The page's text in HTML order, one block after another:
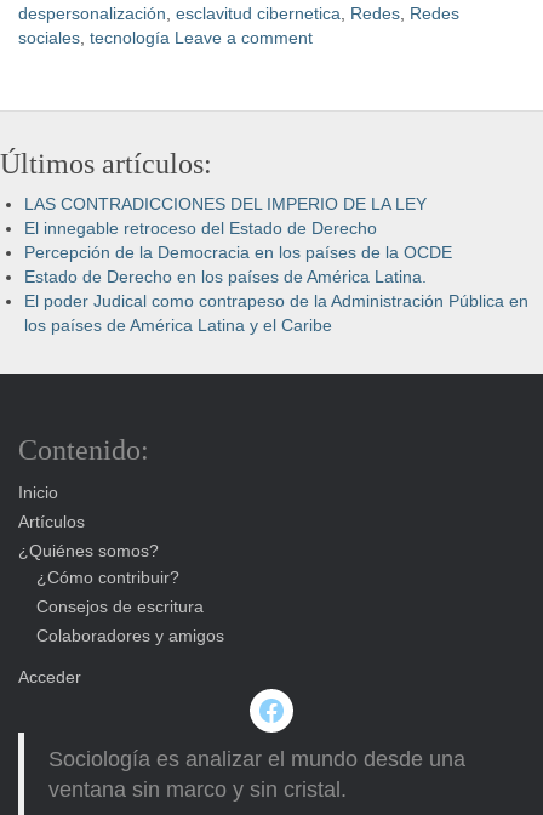
despersonalización esclavitud cibernetica Redes Redes
sociales tecnología Leave a comment
Últimos artículos:
LAS CONTRADICCIONES DEL IMPERIO DE LA LEY
El innegable retroceso del Estado de Derecho
Percepción de la Democracia en los países de la OCDE
Estado de Derecho en los países de América Latina.
El poder Judical como contrapeso de la Administración Pública en
los países de América Latina y el Caribe
Contenido:
Inicio
Artículos
¿Quiénes somos?
¿Cómo contribuir?
Consejos de escritura
Colaboradores y amigos
Acceder
Facebook
Sociología es analizar el mundo desde una
ventana sin marco y sin cristal.